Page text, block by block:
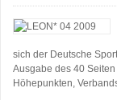
sich der Deutsche
Ausgabe des 40
Höhepunkten,